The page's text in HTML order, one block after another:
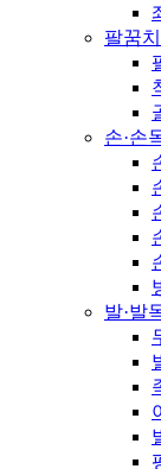
팔꿈
손·손
발·발